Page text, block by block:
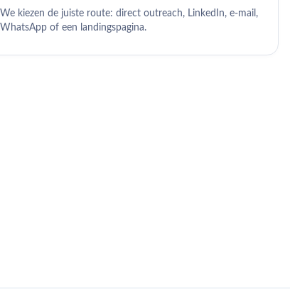
We kiezen de juiste route: direct outreach, LinkedIn, e-mail,
WhatsApp of een landingspagina.